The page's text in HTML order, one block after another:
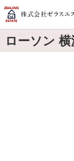
ローソン